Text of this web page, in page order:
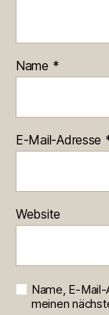
Name *
E-Mail-Adresse
Website
Name, E-
meinen